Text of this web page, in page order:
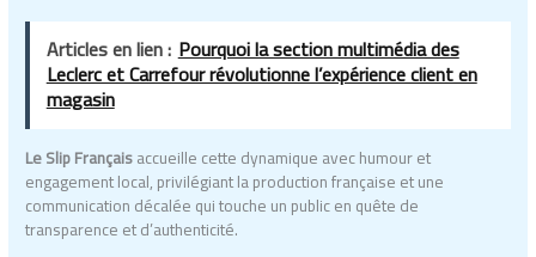
Articles en lien : Pourquoi la section multimédia des
Leclerc et Carrefour révolutionne l’expérience client en
magasin
Le Slip Françaisaccueille cette dynamique avec humour et
engagement local, privilégiant la production française et une
communication décalée qui touche un public en quête de
transparence et d’authenticité.